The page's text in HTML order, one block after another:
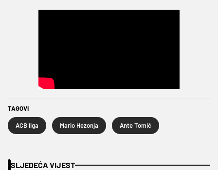
TAGOVI
ACB liga Mario Hezonja Ante Tomić
SLJEDEĆA VIJEST